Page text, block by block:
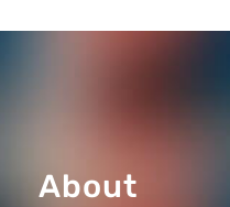
About